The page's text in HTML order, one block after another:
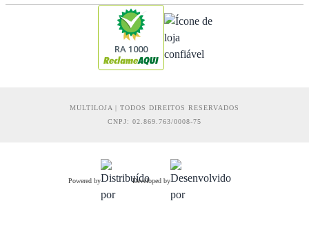
RA 1000
MULTILOJA | TODOS DIREITOS RESERVADOS
CNPJ: 02.869.763/0008-75
Powered by Developed by